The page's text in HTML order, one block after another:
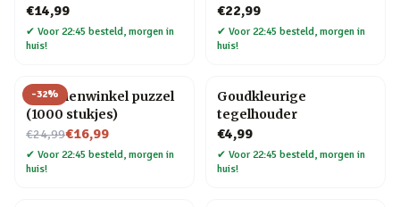
€14,99
✔ Voor 22:45 besteld, morgen in
huis!
€22,99
✔ Voor 22:45 besteld, morgen in
huis!
-32%
Bloemenwinkel puzzel
(1000 stukjes)
€24,99
Nu voor€16,99
✔ Voor 22:45 besteld, morgen in
huis!
Goudkleurige
tegelhouder
€4,99
✔ Voor 22:45 besteld, morgen in
huis!